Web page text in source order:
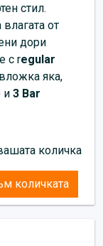
стил.
от
дори
с regular
яка,
и 3 Bar
количка
количката